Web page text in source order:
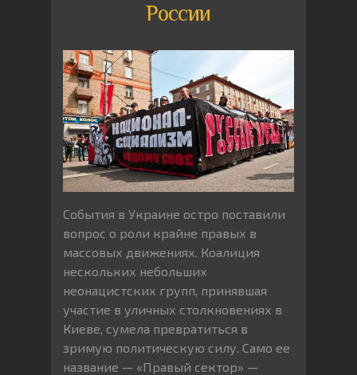
России
События в Украине остро поставили
вопрос о роли крайне правых в
массовых движениях. Коалиция
нескольких небольших
неонацистских групп, принявшая
участие в уличных столкновениях в
Киеве, сумела превратиться в
зримую политическую силу. Само ее
название — «Правый сектор» —